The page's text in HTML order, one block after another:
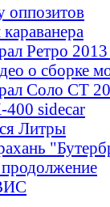
оппозитов
Ретро 2013
о сборке
Соло СТ
400 sidecar
Литры